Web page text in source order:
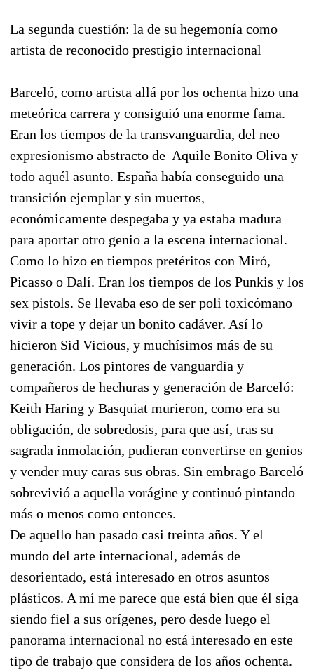
La segunda cuestión: la de su hegemonía como
artista de reconocido prestigio internacional
Barceló, como artista allá por los ochenta hizo una
meteórica carrera y consiguió una enorme fama.
Eran los tiempos de la transvanguardia, del neo
expresionismo abstracto de Aquile Bonito Oliva y
todo aquél asunto. España había conseguido una
transición ejemplar y sin muertos,
económicamente despegaba y ya estaba madura
para aportar otro genio a la escena internacional.
Como lo hizo en tiempos pretéritos con Miró,
Picasso o Dalí. Eran los tiempos de los Punkis y los
sex pistols. Se llevaba eso de ser poli toxicómano
vivir a tope y dejar un bonito cadáver. Así lo
hicieron Sid Vicious, y muchísimos más de su
generación. Los pintores de vanguardia y
compañeros de hechuras y generación de Barceló:
Keith Haring y Basquiat murieron, como era su
obligación, de sobredosis, para que así, tras su
sagrada inmolación, pudieran convertirse en genios
y vender muy caras sus obras. Sin embrago Barceló
sobrevivió a aquella vorágine y continuó pintando
más o menos como entonces.
De aquello han pasado casi treinta años. Y el
mundo del arte internacional, además de
desorientado, está interesado en otros asuntos
plásticos. A mí me parece que está bien que él siga
siendo fiel a sus orígenes, pero desde luego el
panorama internacional no está interesado en este
tipo de trabajo que considera de los años ochenta.